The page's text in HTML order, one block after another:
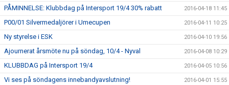
PÅMINNELSE: Klubbdag på Intersport 19/4 30% rabatt 2016-04-18 11:45
P00/01 Silvermedaljörer i Umecupen 2016-04-11 10:25
Ny styrelse i ESK 2016-04-10 19:56
Ajournerat årsmöte nu på söndag, 10/4 - Nyval 2016-04-08 10:29
KLUBBDAG på Intersport 19/4 2016-04-05 10:56
Vi ses på söndagens innebandyavslutning! 2016-04-01 15:55